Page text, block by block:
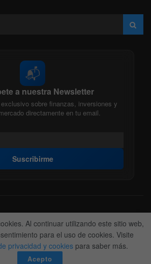
📬
a nuestra Newsletter
sobre finanzas, inversiones y
directamente en tu email.
Suscribirme
Politica Editorial
Nuestro Equipo
- Hecho porTeam DM. 😎
Al continuar utilizando este sitio web,
para el uso de cookies. Visite
privacidad y cookies para saber más.
Acepto